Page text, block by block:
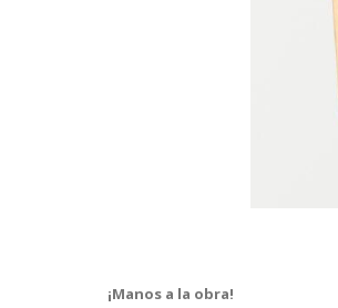
¡Manos a la obra!